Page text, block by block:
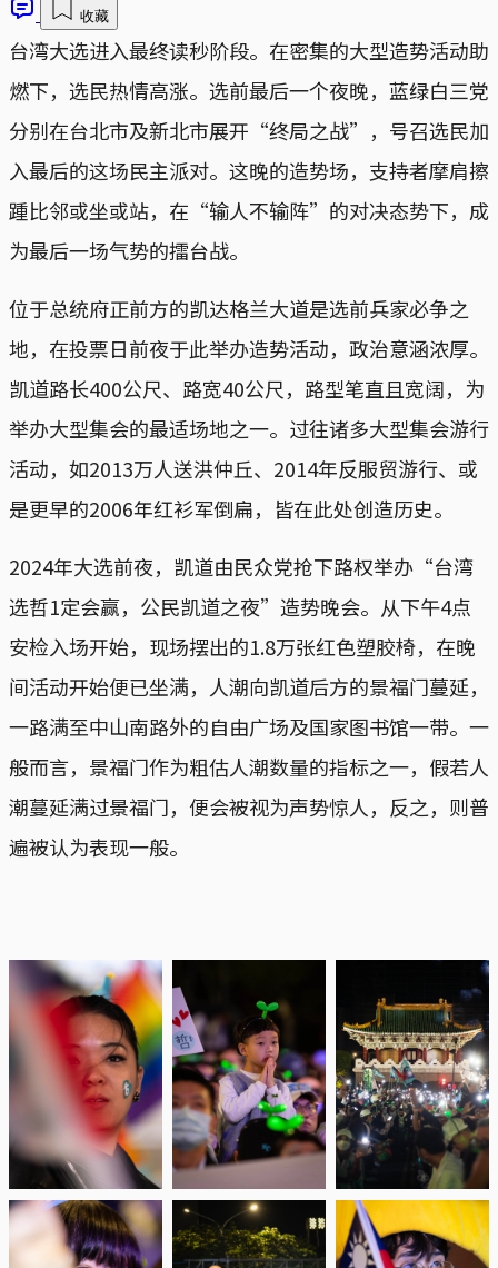
收藏
台湾大选进入最终读秒阶段。在密集的大型造势活动助
燃下，选民热情高涨。选前最后一个夜晚，蓝绿白三党
分别在台北市及新北市展开“终局之战”，号召选民加
入最后的这场民主派对。这晚的造势场，支持者摩肩擦
踵比邻或坐或站，在“输人不输阵”的对决态势下，成
为最后一场气势的擂台战。
位于总统府正前方的凯达格兰大道是选前兵家必争之
地，在投票日前夜于此举办造势活动，政治意涵浓厚。
凯道路长400公尺、路宽40公尺，路型笔直且宽阔，为
举办大型集会的最适场地之一。过往诸多大型集会游行
活动，如2013万人送洪仲丘、2014年反服贸游行、或
是更早的2006年红衫军倒扁，皆在此处创造历史。
2024年大选前夜，凯道由民众党抢下路权举办“台湾
选哲1定会赢，公民凯道之夜”造势晚会。从下午4点
安检入场开始，现场摆出的1.8万张红色塑胶椅，在晚
间活动开始便已坐满，人潮向凯道后方的景福门蔓延，
一路满至中山南路外的自由广场及国家图书馆一带。一
般而言，景福门作为粗估人潮数量的指标之一，假若人
潮蔓延满过景福门，便会被视为声势惊人，反之，则普
遍被认为表现一般。